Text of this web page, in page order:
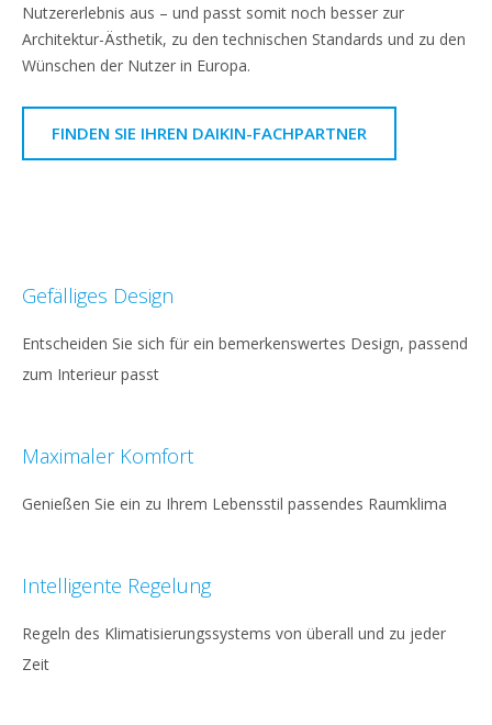
Nutzererlebnis aus – und passt somit noch besser zur
Architektur-Ästhetik, zu den technischen Standards und zu den
Wünschen der Nutzer in Europa.
FINDEN SIE IHREN DAIKIN-FACHPARTNER
Gefälliges Design
Entscheiden Sie sich für ein bemerkenswertes Design, passend
zum Interieur passt
Maximaler Komfort
Genießen Sie ein zu Ihrem Lebensstil passendes Raumklima
Intelligente Regelung
Regeln des Klimatisierungssystems von überall und zu jeder
Zeit